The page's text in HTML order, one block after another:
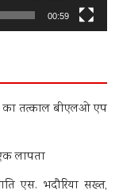
00:59
का तत्काल बीएलओ एप
लापता
एस. भदौरिया सख्त,